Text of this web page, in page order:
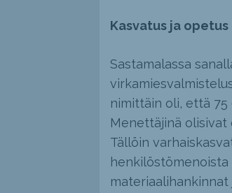
Kasvatus ja
Sastamalassa
nimittäin oli, että
Menettäjinä
Tällöin